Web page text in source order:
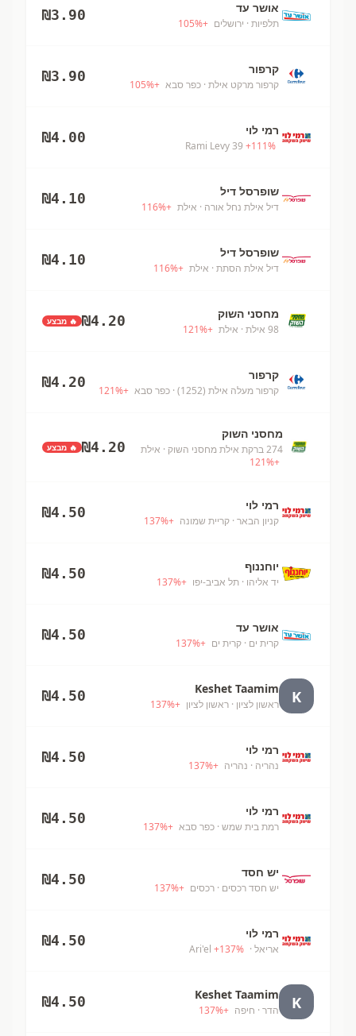
אושר עד
תלפיות · ירושלים +
105%
₪3.90
קרפור
קרפור מרקט אילת · כפר סבא +
105%
₪3.90
רמי לוי
Rami Levy 39 +111%
₪4.00
שופרסל דיל
דיל אילת נחל אורה · אילת +
116%
₪4.10
שופרסל דיל
דיל אילת הסתת · אילת +
116%
₪4.10
מחסני השוק
98 אילת · אילת +
121%
₪4.20 🔥 מבצע
קרפור
קרפור מעלה אילת (1252) · כפר סבא +
121%
₪4.20
מחסני השוק
274 ברקת אילת מחסני השוק
· אילת
+
121%
₪4.20 🔥 מבצע
רמי לוי
קניון הבאר · קריית שמונה +
137%
₪4.50
יוחננוף
יד אליהו · תל אביב-יפו +
137%
₪4.50
אושר עד
קרית ים · קרית ים +
137%
₪4.50
K
Keshet Taamim
ראשון לציון · ראשון לציון +
137%
₪4.50
רמי לוי
נהריה · נהריה +
137%
₪4.50
רמי לוי
רמת בית שמש · כפר סבא +
137%
₪4.50
יש חסד
יש חסד רכסים · רכסים +
137%
₪4.50
רמי לוי
אריאל · Ari'el
+137%
₪4.50
K
Keshet Taamim
הדר · חיפה +
137%
₪4.50